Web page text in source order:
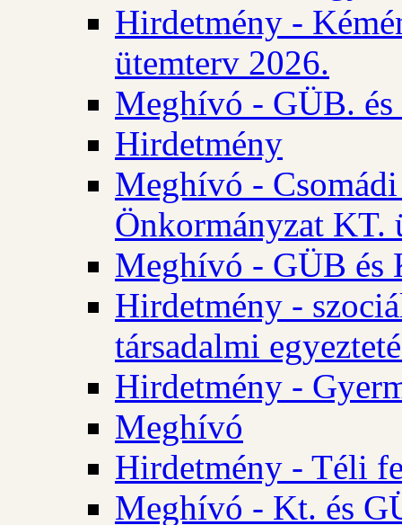
Hirdetmény -
ütemterv 2026.
Meghívó - GÜB.
Hirdetmény
Meghívó -
Önkormányzat KT.
Meghívó - GÜB és
Hirdetmény -
társadalmi
Hirdetmény -
Meghívó
Hirdetmény - Téli
Meghívó - Kt. és